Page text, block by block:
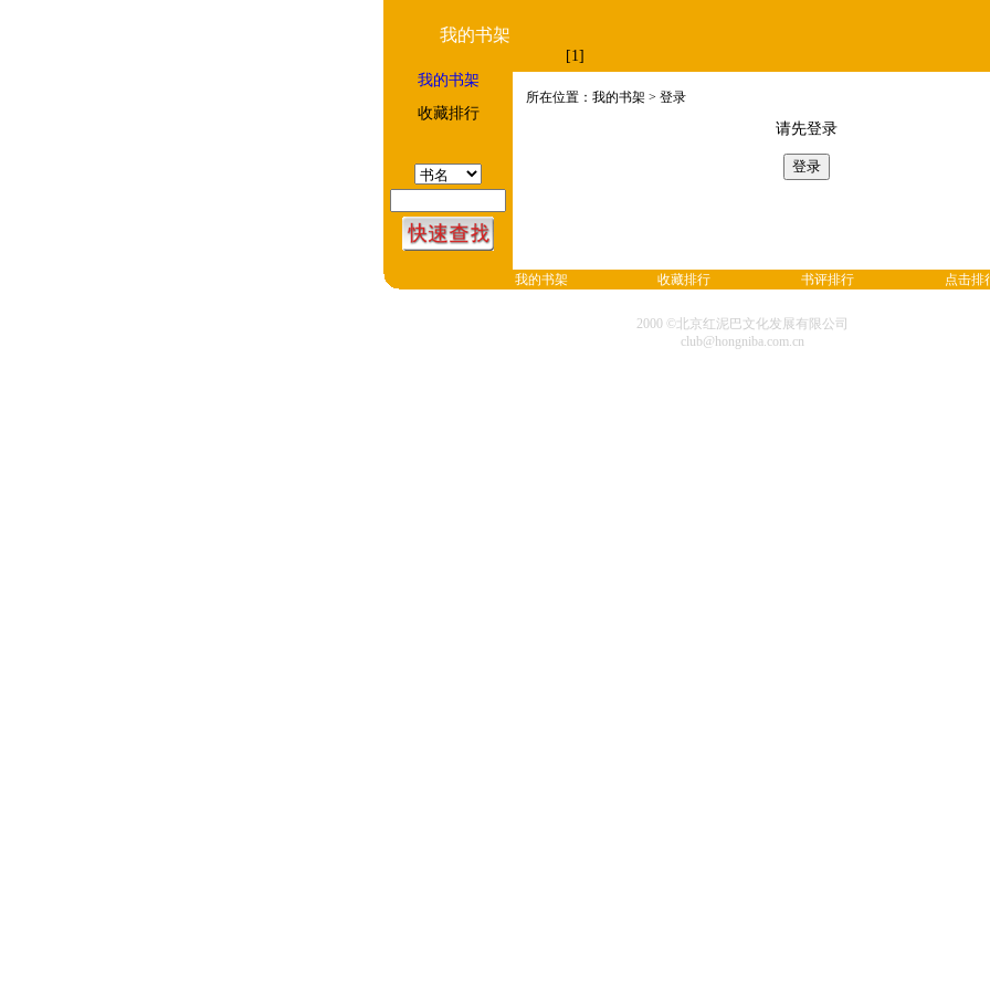
我的书架
[1]
我的书架
收藏排行
所在位置：我的书架 > 登录
请先登录
我的书架 收藏排行 书评排行 点击排
2000 ©北京红泥巴文化发展有限公司
club@hongniba.com.cn